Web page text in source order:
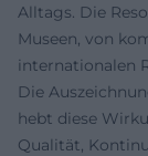
Alltags. Die
Museen, von
internationalen
Die
hebt diese
Qualität,